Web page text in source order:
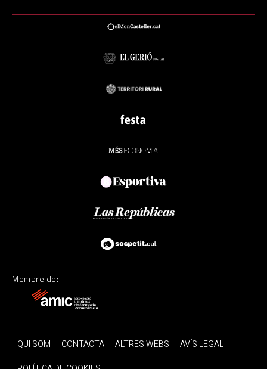
Membre de:
QUI SOM CONTACTA ALTRES WEBS
AVÍS LEGAL